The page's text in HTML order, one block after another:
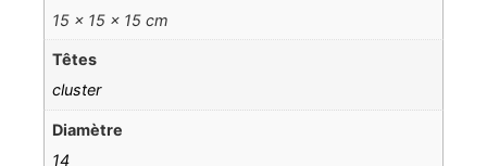
15 × 15 × 15 cm
Têtes
cluster
Diamètre
14